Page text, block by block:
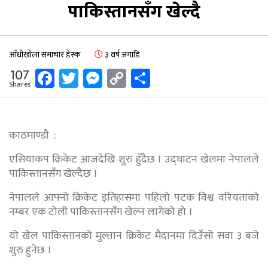
पाकिस्तानसँग खेल्दै
आँधीखोला समाचार डेस्क ३ वर्ष अगाडि
107
Shares Facebook
Twitter
Messenger
Copy
Link
काठमाण्डौ :
एसियाकप क्रिकेट आजदेखि शुरु हुँदैछ । उद्घाटन खेलमा नेपालले
पाकिस्तानसँग खेल्दैछ ।
नेपालले आफ्नो क्रिकेट इतिहासमा पहिलो पटक विश्व वरियताको
नम्बर एक टोली पाकिस्तानसँग खेल्न लागेको हो ।
यो खेल पाकिस्तानको मुल्तान क्रिकेट मैदानमा दिउँसो सवा ३ बजे
शुरु हुनेछ ।